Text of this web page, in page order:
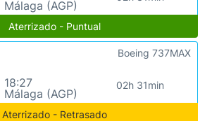
Málaga (AGP)
Aterrizado - Puntual
18:27
Málaga (AGP)
02h 31min
Boeing 737MAX
Aterrizado - Retrasado